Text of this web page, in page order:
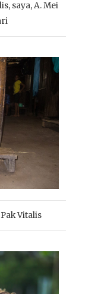
saya, A. Mei
Vitalis